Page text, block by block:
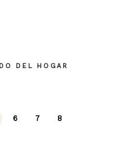
DEL HOGAR
6 7 8